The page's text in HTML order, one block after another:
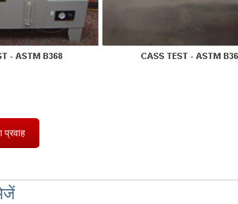
प्रवाह